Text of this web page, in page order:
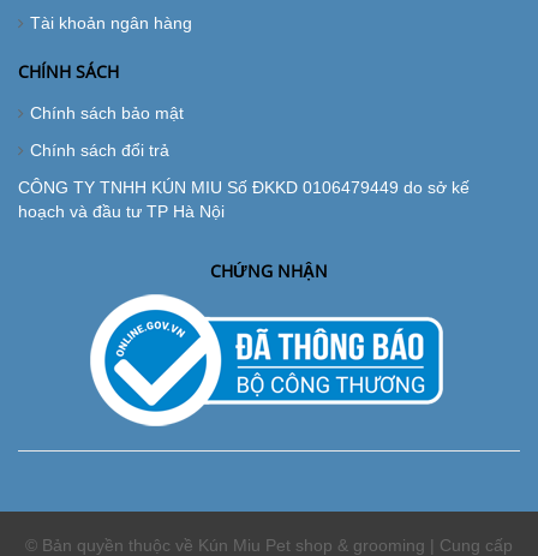
Tài khoản ngân hàng
CHÍNH SÁCH
Chính sách bảo mật
Chính sách đổi trả
CÔNG TY TNHH KÚN MIU Số ĐKKD 0106479449 do sở kế
hoạch và đầu tư TP Hà Nội
CHỨNG NHẬN
© Bản quyền thuộc về Kún Miu Pet shop & grooming | Cung cấp